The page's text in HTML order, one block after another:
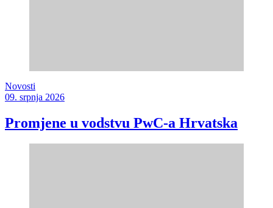
Novosti
09. srpnja 2026
Promjene u vodstvu PwC-a Hrvatska